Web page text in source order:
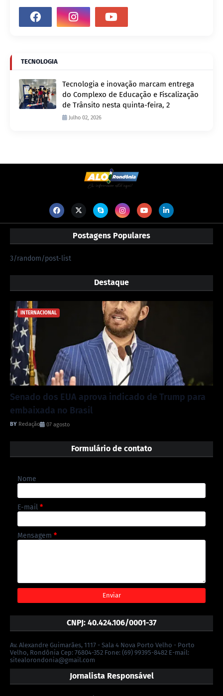
TECNOLOGIA
Tecnologia e inovação marcam entrega
do Complexo de Educação e Fiscalização
de Trânsito nesta quinta-feira, 2
Julho 02, 2026
Postagens Populares
3/random/post-list
Destaque
INTERNACIONAL
Senado dos EUA aprova indicado de Trump para
embaixada no Brasil
Redação 07 agosto
Formulário de contato
Nome
E-mail *
Mensagem *
CNPJ: 40.424.106/0001-37
Av. Alexandre Guimarães, 1117 - Sala 4 Nova Porto Velho - Porto
Velho, Rondônia Cep: 76804-352 Fone: (69) 99395-8482 E-mail:
sitealorondonia@gmail.com
Jornalista Responsável